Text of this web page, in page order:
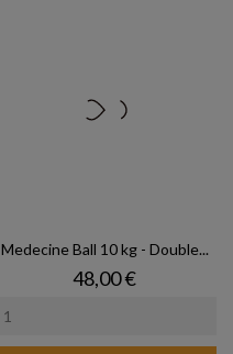
Medecine Ball 10 kg - Double...
Prix
48,00 €